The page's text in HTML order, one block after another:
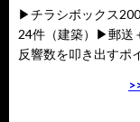
▶チラシボックス
24件（建築）▶郵送
反響数を叩き出すポ